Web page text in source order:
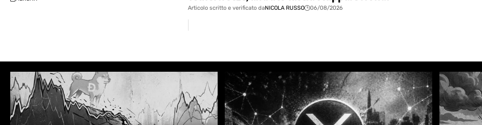
Articolo scritto e verificato daNICOLA RUSSO 06/08/2026